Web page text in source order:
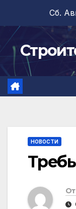
содержимому
Сб.
НОВОСТИ
От